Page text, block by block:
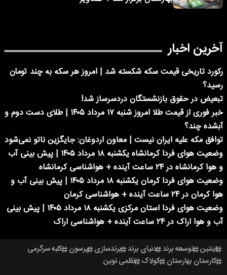
آخرین اخبار
رکورد تاریخی قیمت سکه شکسته شد | امروز هر سکه به چند تومان
رسید؟
تبعیض در حقوق بازنشستگان دردسرساز شد!
خبر فوری از قیمت طلا امروز شنبه ۱۷ مرداد ۱۴۰۵ | طلای دست دوم و
آبشده چند؟
توافق مکه علیه ایران نیست | معاون اردوغان: جایگزین ناتو نمی‌شود
وضعیت هوای فردا کرمانشاه یکشنبه ۱۸ مرداد ۱۴۰۵ | پیش بینی آب
و هوا کرمانشاه در ۲۴ ساعت آینده + هواشناسی کرمانشاه
وضعیت هوای فردا کرمان یکشنبه ۱۸ مرداد ۱۴۰۵ | پیش بینی آب و
هوا کرمان در ۲۴ ساعت آینده + هواشناسی کرمان
وضعیت هوای فردا استان مرکزی یکشنبه ۱۸ مرداد ۱۴۰۵ | پیش بینی
آب و هوا اراک در ۲۴ ساعت آینده + هواشناسی اراک
اینتین توسعه برند دنیای برند برندسازی پرسون کلبه سرگرمی
کارستان بهارستان کولاک نظمی نوین